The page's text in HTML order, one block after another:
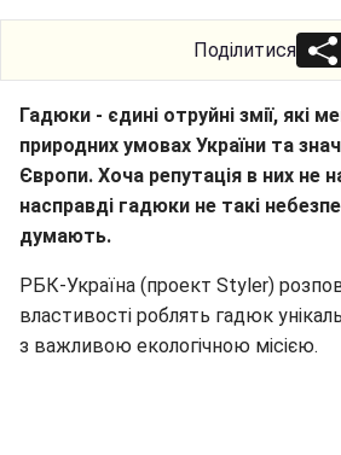
Поділитися
Гадюки - єдині отруйні змії, які
природних умовах України та
Європи. Хоча репутація в них не
насправді гадюки не такі
думають.
РБК-Україна (проект Styler)
властивості роблять гадюк
з важливою екологічною місією.